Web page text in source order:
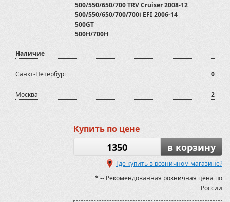
500/550/650/700 TRV Cruiser 2008-12
500/550/650/700/700i EFI 2006-14
500GT
500H/700H
800 D
ATV500
ATV500/700 2012-2020
Assailant 800
BMW
Наличие
Санкт-Петербург 0
Москва 2
Купить по цене
1350 в корзину
Где купить в розничном магазине?
* -- Рекомендованная розничная цена по
России